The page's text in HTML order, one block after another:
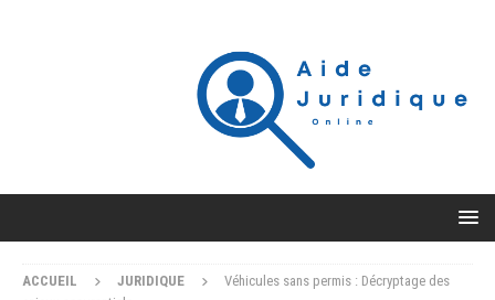
ACCUEIL JURIDIQUE
Véhicules sans permis : Décryptage des